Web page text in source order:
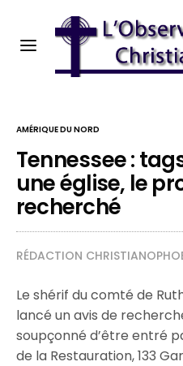
AMÉRIQUE DU NORD
Tennessee :
une église, le
recherché
RÉDACTION
Le shérif du comté de
lancé un avis de
soupçonné d’être entré
de la Restauration, 133